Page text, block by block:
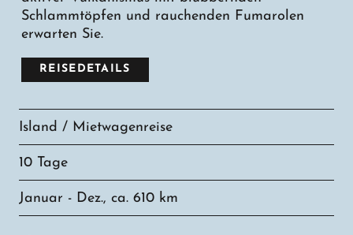
Schlammtöpfen und rauchenden Fumarolen
erwarten Sie.
REISEDETAILS
Island / Mietwagenreise
10 Tage
Januar - Dez., ca. 610 km